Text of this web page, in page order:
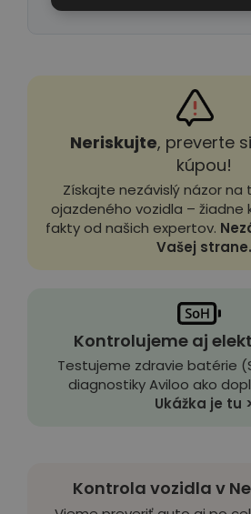
Neriskujte, preverte
kúpou!
Získajte nezávislý názor na
ojazdeného vozidla – žiadne
fakty od našich expertov.
Vašej strane.
Kontrolujeme aj
Testujeme zdravie batérie
diagnostiky Aviloo ako
Ukážka je tu >
Kontrola vozidla v